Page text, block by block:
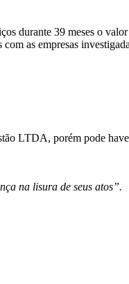
durante 39 meses o
as empresas
LTDA, porém pode
na lisura de seus atos”.